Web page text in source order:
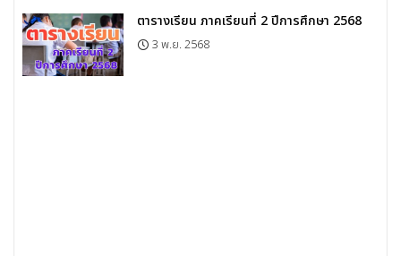
ตารางเรียน ภาคเรียนที่ 2 ปีการศึกษา 2568
3 พ.ย. 2568